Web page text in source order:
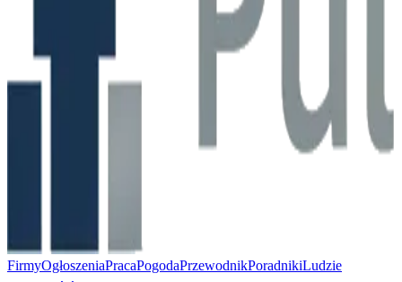
FirmyOgłoszeniaPracaPogodaPrzewodnikPoradnikiLudzie